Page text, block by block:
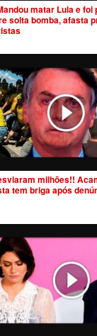
matar Lula e foi
solta bomba, afasta
milhões!!
tem briga após